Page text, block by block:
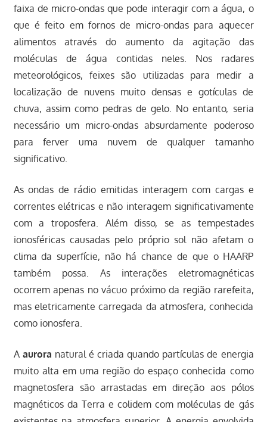
faixa de micro-ondas que pode interagir com a água, o
que é feito em fornos de micro-ondas para aquecer
alimentos através do aumento da agitação das
moléculas de água contidas neles. Nos radares
meteorológicos, feixes são utilizadas para medir a
localização de nuvens muito densas e gotículas de
chuva, assim como pedras de gelo. No entanto, seria
necessário um micro-ondas absurdamente poderoso
para ferver uma nuvem de qualquer tamanho
significativo.
As ondas de rádio emitidas interagem com cargas e
correntes elétricas e não interagem significativamente
com a troposfera. Além disso, se as tempestades
ionosféricas causadas pelo próprio sol não afetam o
clima da superfície, não há chance de que o HAARP
também possa. As interações eletromagnéticas
ocorrem apenas no vácuo próximo da região rarefeita,
mas eletricamente carregada da atmosfera, conhecida
como ionosfera.
A aurora natural é criada quando partículas de energia
muito alta em uma região do espaço conhecida como
magnetosfera são arrastadas em direção aos pólos
magnéticos da Terra e colidem com moléculas de gás